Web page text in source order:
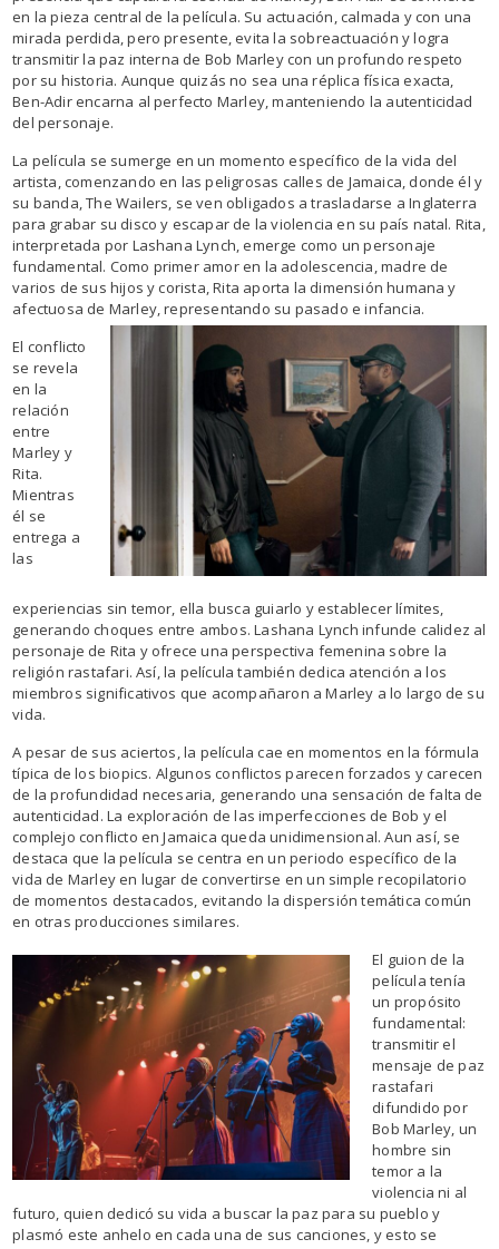
en la pieza central de la película. Su actuación, calmada y con una
mirada perdida, pero presente, evita la sobreactuación y logra
transmitir la paz interna de Bob Marley con un profundo respeto
por su historia. Aunque quizás no sea una réplica física exacta,
Ben-Adir encarna al perfecto Marley, manteniendo la autenticidad
del personaje.
La película se sumerge en un momento específico de la vida del
artista, comenzando en las peligrosas calles de Jamaica, donde él y
su banda, The Wailers, se ven obligados a trasladarse a Inglaterra
para grabar su disco y escapar de la violencia en su país natal. Rita,
interpretada por Lashana Lynch, emerge como un personaje
fundamental. Como primer amor en la adolescencia, madre de
varios de sus hijos y corista, Rita aporta la dimensión humana y
afectuosa de Marley,representando su pasado e infancia.
El conflicto
se revela
en la
relación
entre
Marley y
Rita.
Mientras
él se
entrega a
las
experiencias sin temor, ella busca guiarlo y establecer límites,
generando choques entre ambos. Lashana Lynch infunde calidez al
personaje de Rita y ofrece una perspectiva femenina sobre la
religión rastafari. Así, la película también dedica atención a los
miembros significativos que acompañaron a Marley a lo largo de su
vida.
A pesar de sus aciertos, la película cae en momentos en la fórmula
típica de los biopics. Algunos conflictos parecen forzados y carecen
de la profundidad necesaria, generando una sensación de falta de
autenticidad. La exploración de las imperfecciones de Bob y el
complejo conflicto en Jamaica queda unidimensional. Aun así, se
destaca que la película se centra en un periodo específico de la
vida de Marley en lugar de convertirse en un simple recopilatorio
de momentos destacados, evitando la dispersión temática común
en otras producciones similares.
El guion de la
película tenía
un propósito
fundamental:
transmitir el
mensaje de paz
rastafari
difundido por
Bob Marley, un
hombre sin
temor a la
violencia ni al
futuro, quien dedicó su vida a buscar la paz para su pueblo y
plasmó este anhelo en cada una de sus canciones, y esto se